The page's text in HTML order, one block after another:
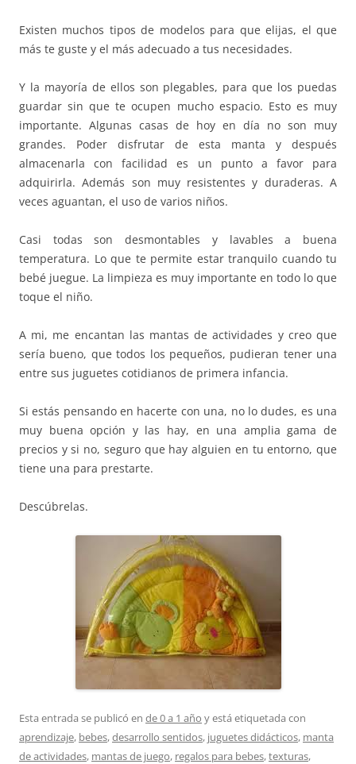
Existen muchos tipos de modelos para que elijas, el que
más te guste y el más adecuado a tus necesidades.
Y la mayoría de ellos son plegables, para que los puedas
guardar sin que te ocupen mucho espacio. Esto es muy
importante. Algunas casas de hoy en día no son muy
grandes. Poder disfrutar de esta manta y después
almacenarla con facilidad es un punto a favor para
adquirirla. Además son muy resistentes y duraderas. A
veces aguantan, el uso de varios niños.
Casi todas son desmontables y lavables a buena
temperatura. Lo que te permite estar tranquilo cuando tu
bebé juegue. La limpieza es muy importante en todo lo que
toque el niño.
A mi, me encantan las mantas de actividades y creo que
sería bueno, que todos los pequeños, pudieran tener una
entre sus juguetes cotidianos de primera infancia.
Si estás pensando en hacerte con una, no lo dudes, es una
muy buena opción y las hay, en una amplia gama de
precios y si no, seguro que hay alguien en tu entorno, que
tiene una para prestarte.
Descúbrelas.
Esta entrada se publicó en de 0 a 1 año y está etiquetada con
aprendizaje, bebes,desarrollo sentidos, juguetes didácticos, manta
de actividades, mantas de juego, regalos para bebes,texturas,